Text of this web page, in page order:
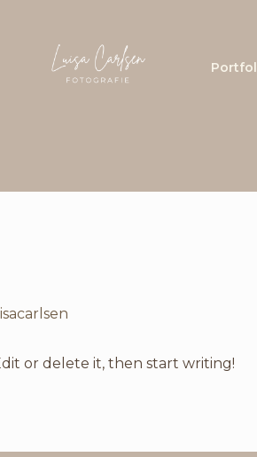
or delete it, then start writing!